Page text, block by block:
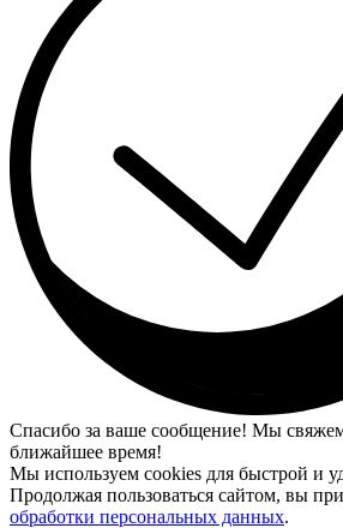
Спасибо за ваше сообщение! Мы
ближайшее время!
Мы используем cookies для быстрой и
Продолжая пользоваться сайтом, вы
обработки персональных данных.